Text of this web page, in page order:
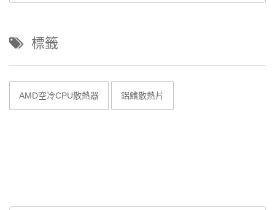
標籤
AMD空冷CPU散熱器 鋁鰭散熱片